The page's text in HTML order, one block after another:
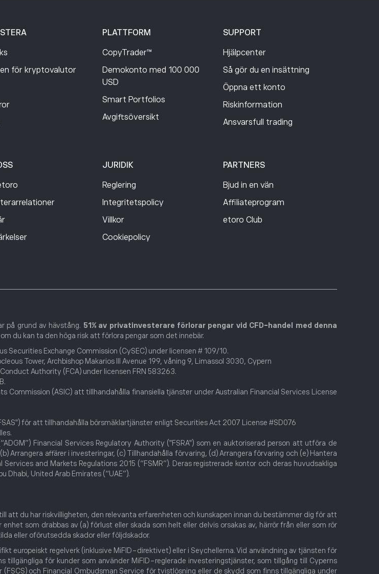
för kryptovalutor
PLATTFORM
CopyTrader™
Demokonto med 100 000
USD
Smart Portfolios
Avgiftsöversikt
SUPPORT
Hjälpcenter
Så gör du en insättning
Öppna ett konto
Riskinformation
Ansvarsfull trading
JURIDIK
Reglering
Integritetspolicy
Villkor
Cookiepolicy
PARTNERS
Bjud in en vän
Affiliateprogram
etoro Club
på grund av hävstång. 51% av privatinvesterare förlorar pengar vid CFD-handel med denna
du kan ta den höga risk att förlora pengar som det innebär.
Exchange Commission (CySEC) under licensen # 109/10.
Tower, Archbishop Makarios III Avenue 199, våning 9, Limassol 3030, Cypern
Authority (FCA) under licensen FRN 583263.
Commission (ASIC) att tillhandahålla finansiella tjänster under Australian Financial Services License
för att tillhandahålla börsmäklartjänster enligt Securities Act 2007 License #SD076
Financial Services Regulatory Authority ("FSRA") som en auktoriserad person att utföra de
Arrangera affärer i investeringar, (c) Tillhandahålla förvaring, (d) Arrangera förvaring och (e) Hantera
and Markets Regulations 2015 (“FSMR”). Deras registrerade kontor och deras huvudsakliga
Dhabi, United Arab Emirates (“UAE”).
att du har riskvilligheten, den relevanta erfarenheten och kunskapen innan du bestämmer dig för att
som drabbas av (a) förlust eller skada som helt eller delvis orsakas av, härrör från eller som rör
eller oförutsedda skador eller följdskador.
europeiskt regelverk (inklusive MiFID-direktivet) eller i Seychellerna. Vid användning av tjänsten för
för kunder som använder MiFID-reglerade investeringstjänster, som tillgång till Cyperns
och Financial Ombudsman Service för tvistlösning eller de skydd som finns tillgängliga under